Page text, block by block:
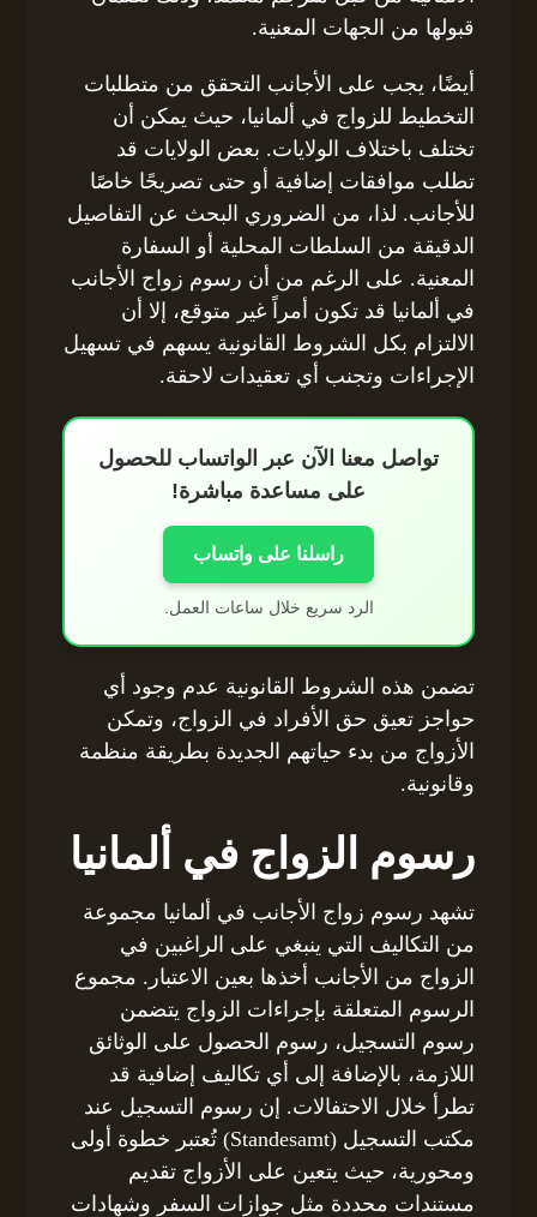
قبولها من الجهات المعنية.
أيضًا، يجب على الأجانب التحقق من متطلبات
التخطيط للزواج في ألمانيا، حيث يمكن أن
تختلف باختلاف الولايات. بعض الولايات قد
تطلب موافقات إضافية أو حتى تصريحًا خاصًا
للأجانب. لذا، من الضروري البحث عن التفاصيل
الدقيقة من السلطات المحلية أو السفارة
المعنية. على الرغم من أن رسوم زواج الأجانب
في ألمانيا قد تكون أمراً غير متوقع، إلا أن
الالتزام بكل الشروط القانونية يسهم في تسهيل
الإجراءات وتجنب أي تعقيدات لاحقة.
تواصل معنا الآن عبر الواتساب للحصول
على مساعدة مباشرة!
راسلنا على واتساب
الرد سريع خلال ساعات العمل.
تضمن هذه الشروط القانونية عدم وجود أي
حواجز تعيق حق الأفراد في الزواج، وتمكن
الأزواج من بدء حياتهم الجديدة بطريقة منظمة
وقانونية.
رسوم الزواج في ألمانيا
تشهد رسوم زواج الأجانب في ألمانيا مجموعة
من التكاليف التي ينبغي على الراغبين في
الزواج من الأجانب أخذها بعين الاعتبار. مجموع
الرسوم المتعلقة بإجراءات الزواج يتضمن
رسوم التسجيل، رسوم الحصول على الوثائق
اللازمة، بالإضافة إلى أي تكاليف إضافية قد
تطرأ خلال الاحتفالات. إن رسوم التسجيل عند
مكتب التسجيل (Standesamt) تُعتبر خطوة أولى
ومحورية، حيث يتعين على الأزواج تقديم
مستندات محددة مثل جوازات السفر وشهادات